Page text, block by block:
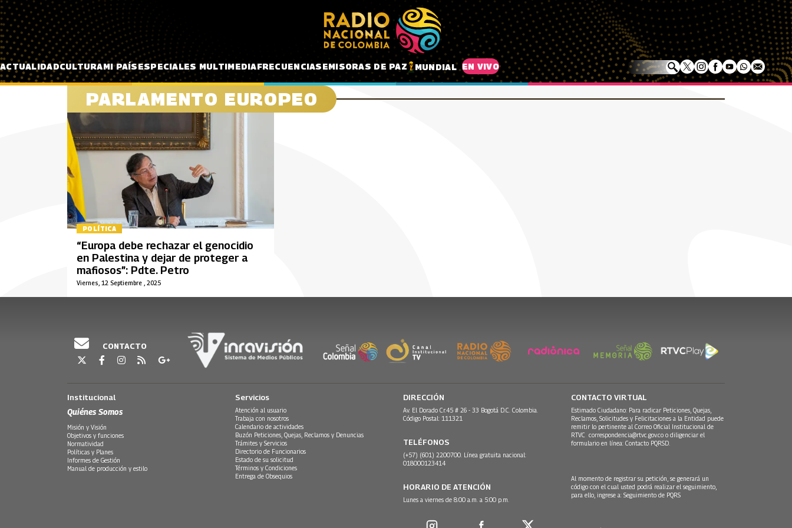
Pasar al contenido principal
ACTUALIDADCULTURAMI PAÍSESPECIALES MULTIMEDIAFRECUENCIASEMISORAS DE PAZ MUNDIAL EN VIVO
PARLAMENTO EUROPEO
POLÍTICA
Viernes, 12 Septiembre , 2025
“Europa debe rechazar el genocidio
en Palestina y dejar de proteger a
mafiosos”: Pdte. Petro
CONTACTO
Institucional
Quiénes Somos
Misión y Visión
Objetivos y funciones
Normatividad
Políticas y Planes
Informes de Gestión
Manual de producción y estilo
Servicios
Atención al usuario
Trabaja con nosotros
Calendario de actividades
Buzón Peticiones, Quejas, Reclamos y Denuncias
Trámites y Servicios
Directorio de Funcionarios
Estado de su solicitud
Términos y Condiciones
Entrega de Obsequios
DIRECCIÓN
Av. El Dorado Cr.45 # 26 - 33 Bogotá D.C. Colombia.
Código Postal: 111321
TELÉFONOS
(+57) (601) 2200700. Línea gratuita nacional:
018000123414
HORARIO DE ATENCIÓN
Lunes a viernes de 8:00 a.m. a 5:00 p.m.
CONTACTO VIRTUAL
Estimado Ciudadano: Para radicar Peticiones, Quejas,
Reclamos, Solicitudes y Felicitaciones a la Entidad puede
remitir lo pertinente al Correo Oficial Institucional de
RTVC correspondencia@rtvc.gov.co o diligenciar el
formulario en línea: Contacto PQRSD.
Al momento de registrar su petición, se generará un
código con el cual usted podrá realizar el seguimiento,
para ello, ingrese a: Seguimiento de PQRS